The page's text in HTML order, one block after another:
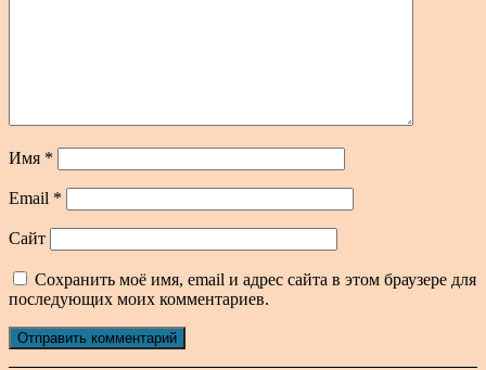
Имя *
Email *
Сайт
Сохранить моё имя, email и адрес сайта в этом браузере для
последующих моих комментариев.